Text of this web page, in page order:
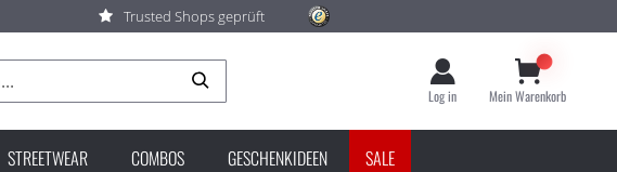
Trusted Shops geprüft
Log in Mein Warenkorb
STREETWEAR COMBOS GESCHENKIDEEN SALE